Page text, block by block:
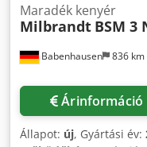
Babenhausen 836 km
Maradék kenyér
Milbrandt BSM 3
Árinformáció
Állapot: új, Gyártási év: